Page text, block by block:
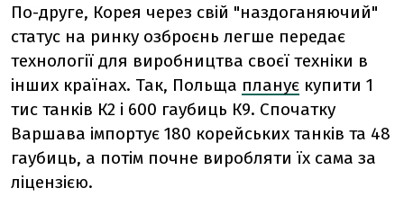
По-друге, Корея через свій "наздоганяючий"
статус на ринку озброєнь легше передає
технології для виробництва своєї техніки в
інших країнах. Так, Польща планує купити 1
тис танків К2 і 600 гаубиць К9. Спочатку
Варшава імпортує 180 корейських танків та 48
гаубиць, а потім почне виробляти їх сама за
ліцензією.